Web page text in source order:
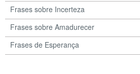
Frases sobre Incerteza
Frases sobre Amadurecer
Frases de Esperança